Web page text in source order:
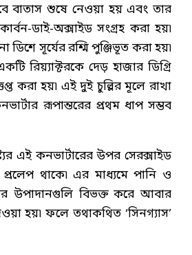
বাতাস শুষে নেওয়া হয় এবং তার
ডাই-অক্সাইড সংগ্রহ করা হয়৷
সূর্যের রশ্মি পুঞ্জিভূত করা হয়৷
রিয়্যাক্টরকে দেড় হাজার ডিগ্রি
করা হয়৷ এই দুই চুল্লির মূলে রাখা
রূপান্তরের প্রথম ধাপ সম্ভব
এই কনভার্টারের উপর সেরক্সাইড
থাকে৷ এর মাধ্যমে পানি ও
উপাদানগুলি বিভক্ত করে আবার
হয়৷ ফলে তথাকথিত ‘সিনগ্যাস’